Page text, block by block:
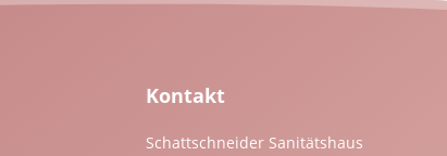
Kontakt
Schattschneider Sanitätshaus